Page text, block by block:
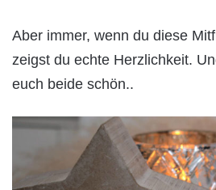
Aber immer, wenn du diese
zeigst du echte Herzlichkeit.
euch beide schön..